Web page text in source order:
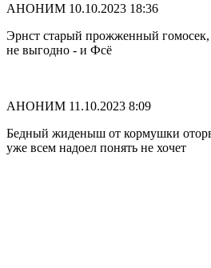
АНОНИМ 10.10.2023 18:36
Эрнст старый прожженный
не выгодно - и Фсё
АНОНИМ 11.10.2023 8:09
Бедный жиденыш от кормушки
уже всем надоел понять не хочет